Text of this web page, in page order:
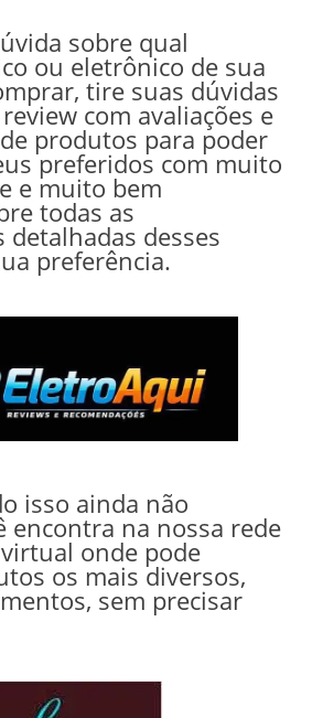
sobre qual
ou eletrônico de sua
tire suas dúvidas
com avaliações e
produtos para poder
preferidos com muito
e muito bem
todas as
detalhadas desses
preferência.
isso ainda não
encontra na nossa rede
onde pode
os mais diversos,
sem precisar